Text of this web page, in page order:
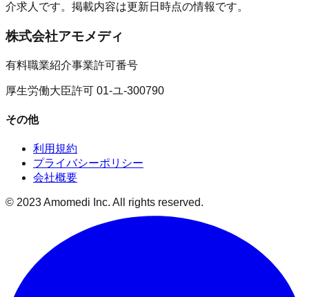
介求人です。掲載内容は更新日時点の情報です。
株式会社アモメディ
有料職業紹介事業許可番号
厚生労働大臣許可 01-ユ-300790
その他
利用規約
プライバシーポリシー
会社概要
© 2023 Amomedi Inc. All rights reserved.